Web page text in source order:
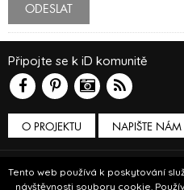
Tento web používá k poskytování
návštěvnosti soubory cookie.
ODESLAT
O PROJEKTU NAPIŠTE NÁM
Připojte se k iD komunitě
Podmínky používání